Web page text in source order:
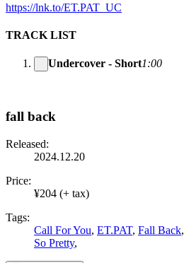
https://lnk.to/ET.PAT_UC
TRACK LIST
Undercover - Short1:00
fall back
Released:
2024.12.20
Price:
¥204 (+ tax)
Tags:
Call For You, ET.PAT, Fall Back,
So Pretty,